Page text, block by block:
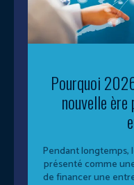
Pourquoi
nouvelle
Pendant
présenté comme
de financer une